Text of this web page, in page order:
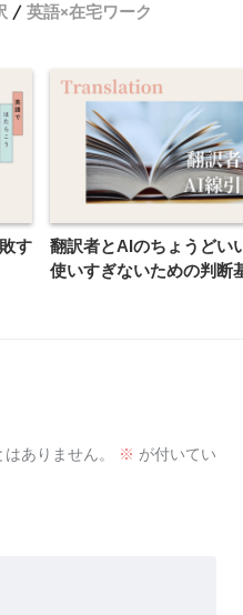
英語×在宅ワーク
す
翻訳者とAIのちょうどい
使いすぎないための判断
ありません。 ※ が付いてい